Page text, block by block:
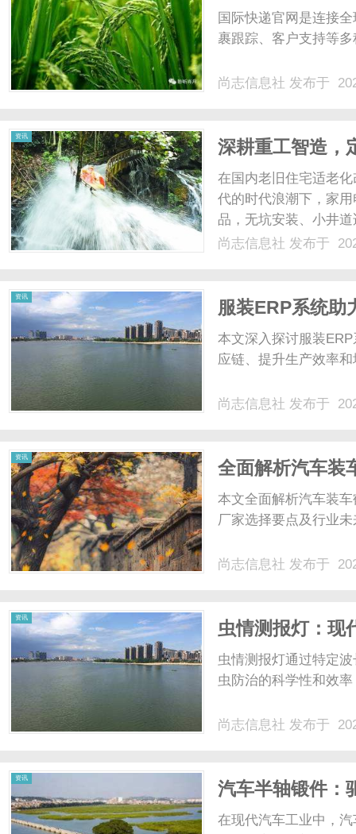
国际快递官网是连接
裹跟踪、客户支持等
尚志信息社 发布于
资讯
深耕重工智造，
限公司企业全维
在国内老旧住宅适老
代的时代浪潮下，家
品，无坑安装、小井
深厚的重工机械制造
尚志信息社 发布于
资讯
服装ERP系统助
本文深入探讨服装
应链、提升生产效率
尚志信息社 发布于
资讯
全面解析汽车装
本文全面解析汽车装
厂家选择要点及行业
尚志信息社 发布于
资讯
虫情测报灯：现
虫情测报灯通过特定
虫防治的科学性和效
尚志信息社 发布于
资讯
汽车半轴锻件：
在现代汽车工业中，